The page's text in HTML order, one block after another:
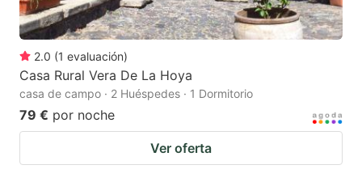
2.0 (1 evaluación)
Casa Rural Vera De La Hoya
casa de campo · 2 Huéspedes · 1 Dormitorio
79 € por noche
Ver oferta